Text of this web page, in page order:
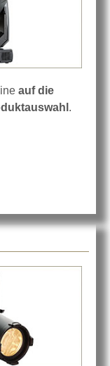
auf die
.